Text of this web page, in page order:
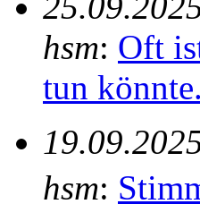
hsm: Oft
tun
hsm: